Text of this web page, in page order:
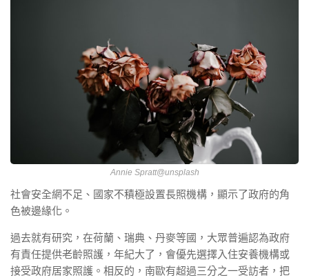
Annie Spratt@unsplash
社會安全網不足、國家不積極設置長照機構，顯示了政府的角
色被邊緣化。
過去就有研究，在荷蘭、瑞典、丹麥等國，大眾普遍認為政府
有責任提供老齡照護，年紀大了，會優先選擇入住安養機構或
接受政府居家照護。相反的，南歐有超過三分之一受訪者，把